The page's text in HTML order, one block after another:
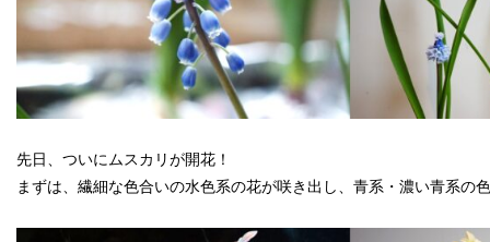
先日、ついにムスカリが開花！
まずは、繊細な色合いの水色系の花が咲き出し、青系・濃い青系の